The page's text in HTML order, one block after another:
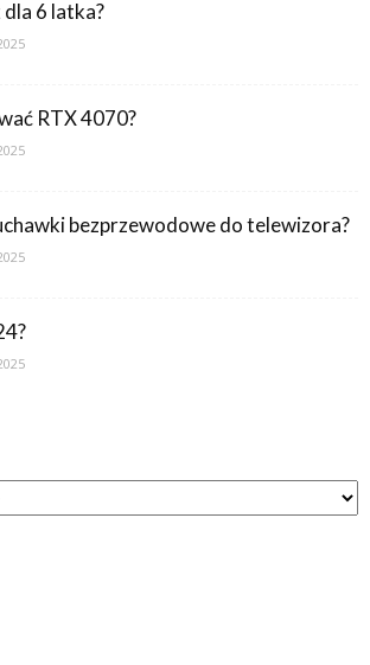
6 latka?
RTX 4070?
bezprzewodowe do telewizora?